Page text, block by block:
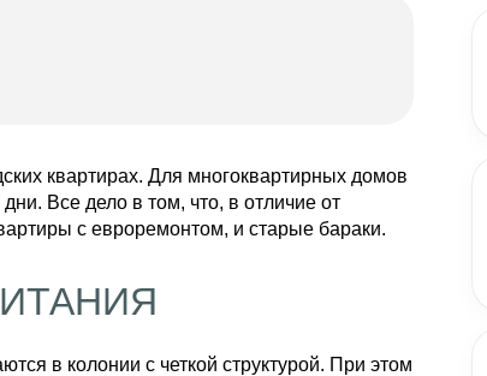
квартирах. Для многоквартирных домов
Все дело в том, что, в отличие от
с евроремонтом, и старые бараки.
в колонии с четкой структурой. При этом